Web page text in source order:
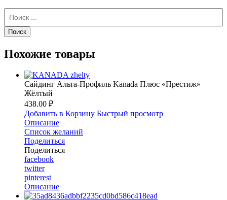
Похожие товары
Сайдинг Альта-Профиль Kanada Плюс «Престиж»
Жёлтый
438.00 ₽
Добавить в Корзину Быстрый просмотр
Описание
Список желаний
Поделиться
Поделиться
facebook
twitter
pinterest
Описание